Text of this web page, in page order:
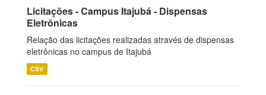
Licitações - Campus Itajubá - Dispensas
Eletrônicas
Relação das licitações realizadas através de dispensas
eletrônicas no campus de Itajubá
CSV